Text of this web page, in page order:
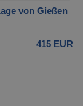
von Gießen
415 EUR